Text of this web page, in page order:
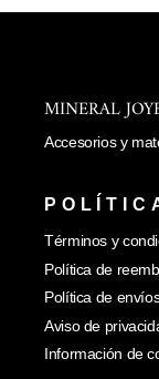
MINERAL
Accesorios y
Términos y
Política de
Política de
Aviso de
Información de